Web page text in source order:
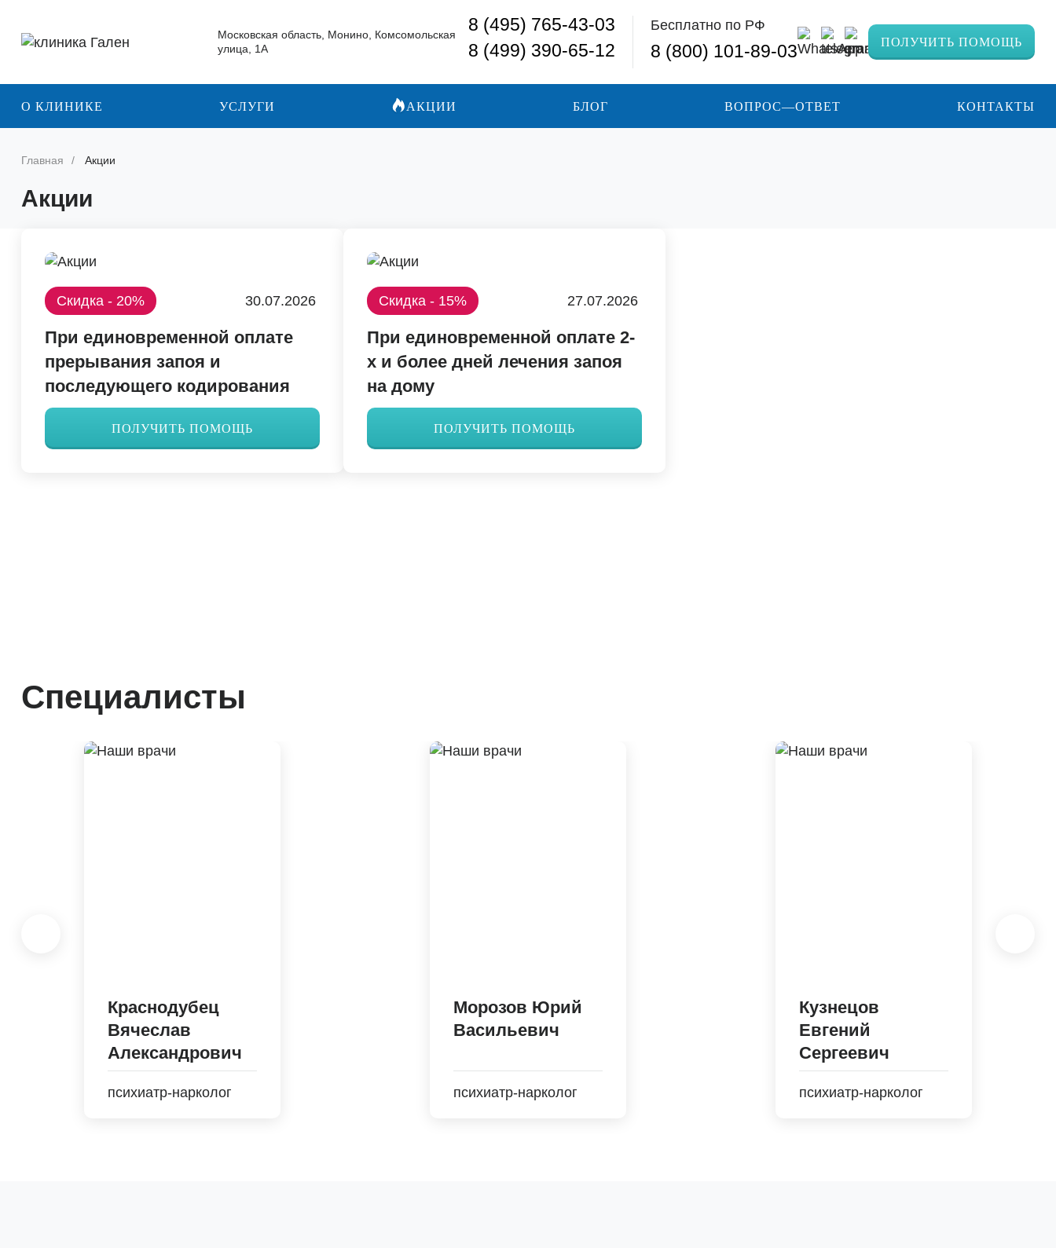
Московская область, Монино, Комсомольская
улица, 1А
8 (495) 765-43-03
8 (499) 390-65-12
Бесплатно по РФ
8 (800) 101-89-03 ПОЛУЧИТЬ ПОМОЩЬ
О КЛИНИКЕ УСЛУГИ АКЦИИ БЛОГ ВОПРОС—ОТВЕТ КОНТАКТЫ
Главная Акции
Акции
Скидка - 20% 30.07.2026
При единовременной оплате
прерывания запоя и
последующего кодирования
ПОЛУЧИТЬ ПОМОЩЬ
Скидка - 15% 27.07.2026
При единовременной оплате 2-
х и более дней лечения запоя
на дому
ПОЛУЧИТЬ ПОМОЩЬ
Специалисты
Краснодубец
Вячеслав
Александрович
психиатр-нарколог
Морозов Юрий
Васильевич
психиатр-нарколог
Кузнецов
Евгений
Сергеевич
психиатр-нарколог